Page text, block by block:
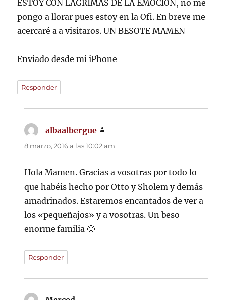
ESTOY CON LÁGRIMAS DE LA EMOCIÓN, no me
pongo a llorar pues estoy en la Ofi. En breve me
acercaré a a visitaros. UN BESOTE MAMEN
Enviado desde mi iPhone
Responder
albaalbergue
8 marzo, 2016 a las 10:02 am
Hola Mamen. Gracias a vosotras por todo lo
que habéis hecho por Otto y Sholem y demás
amadrinados. Estaremos encantados de ver a
los «pequeñajos» y a vosotras. Un beso
enorme familia 🙂
Responder